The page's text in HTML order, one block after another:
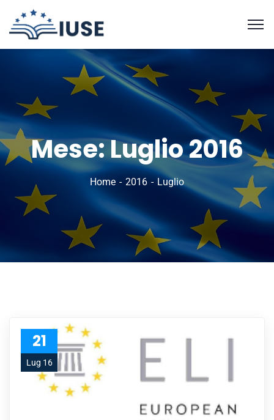
Mese:Luglio 2016
Home 2016 Luglio
21
Lug 16